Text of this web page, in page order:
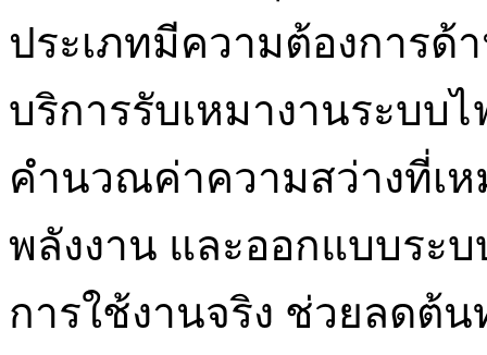
ประเภทมีความต้องการด้
บริการรับเหมางานระบบ
คำนวณค่าความสว่างที่เ
พลังงาน และออกแบบระ
การใช้งานจริง ช่วยลดต้